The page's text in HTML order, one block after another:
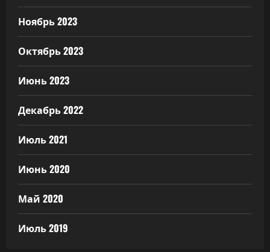
Ноябрь 2023
Октябрь 2023
Июнь 2023
Декабрь 2022
Июль 2021
Июнь 2020
Май 2020
Июль 2019